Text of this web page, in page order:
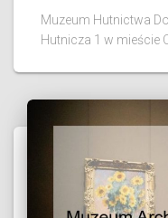
Muzeum Hutnictwa
Hutnicza 1 w mieście